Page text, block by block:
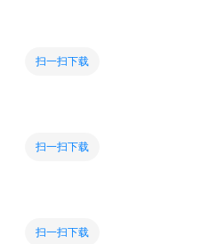
扫一扫下载
扫一扫下载
扫一扫下载